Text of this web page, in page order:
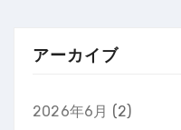
アーカイブ
2026年6月 (2)